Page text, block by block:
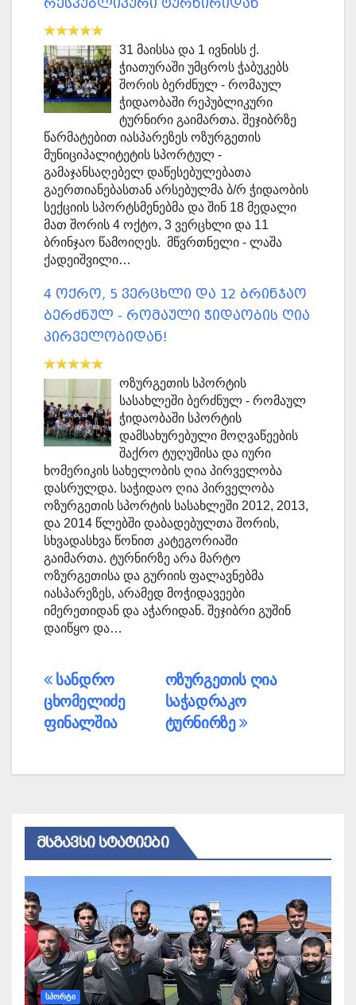
რესპუბლიკური ტურნირიდან
31 მაისსა და 1 ივნისს ქ.
ჭიათურაში უმცროს ჭაბუკებს
შორის ბერძნულ - რომაულ
ჭიდაობაში რეპუბლიკური
ტურნირი გაიმართა. შეჯიბრზე
წარმატებით იასპარეზეს ოზურგეთის
მუნიციპალიტეტის სპორტულ -
გამაჯანსაღებელ დაწესებულებათა
გაერთიანებასთან არსებულმა ბ/რ ჭიდაობის
სექციის სპორტსმენებმა და შინ 18 მედალი
მათ შორის 4 ოქტო, 3 ვერცხლი და 11
ბრინჯაო წამოიღეს. მწვრთნელი - ლაშა
ქადეიშვილი…
4 ოქრო, 5 ვერცხლი და 12 ბრინჯაო
ბერძნულ - რომაული ჭიდაობის ღია
პირველობიდან!
ოზურგეთის სპორტის
სასახლეში ბერძნულ - რომაულ
ჭიდაობაში სპორტის
დამსახურებული მოღვაწეების
შაქრო ტუღუშისა და იური
ხომერიკის სახელობის ღია პირველობა
დასრულდა. საჭიდაო ღია პირველობა
ოზურგეთის სპორტის სასახლეში 2012, 2013,
და 2014 წლებში დაბადებულთა შორის,
სხვადასხვა წონით კატეგორიაში
გაიმართა. ტურნირზე არა მარტო
ოზურგეთისა და გურიის ფალავნებმა
იასპარეზეს, არამედ მოჭიდავეები
იმერეთიდან და აჭარიდან. შეჯიბრი გუშინ
დაიწყო და…
პოსტის
ნავიგაცია
ოზურგეთის ღია
საჭადრაკო
ტურნირზე
სანდრო
ცხომელიძე
ფინალშია
ᲛᲡᲒᲐᲕᲡᲘ ᲡᲢᲐᲢᲘᲔᲑᲘ
ᲡᲞᲝᲠᲢᲘ